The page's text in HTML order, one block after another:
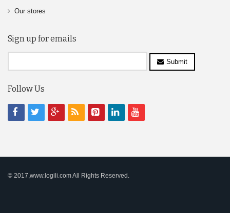
Our stores
Sign up for emails
Submit
Follow Us
© 2017,www.logili.com All Rights Reserved.